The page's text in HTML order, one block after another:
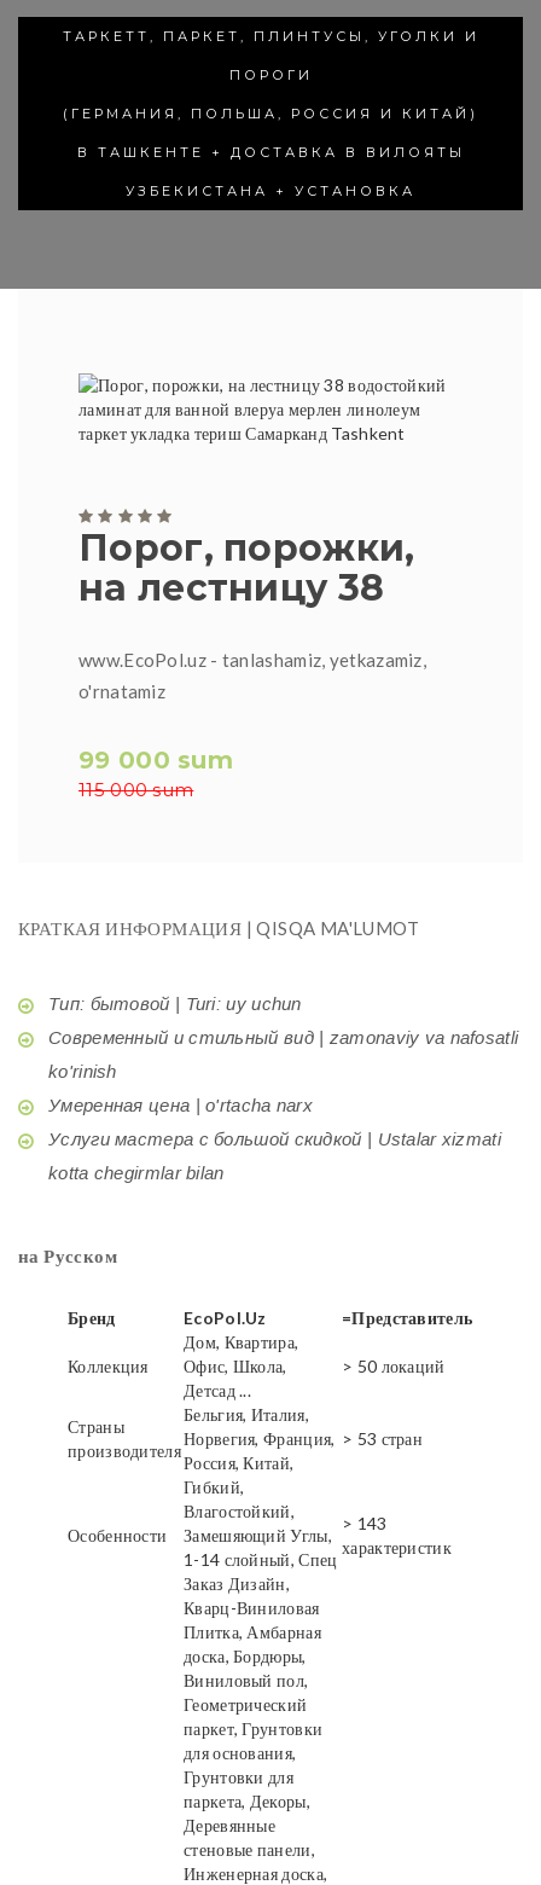
ТАРКЕТТ, ПАРКЕТ, ПЛИНТУСЫ, УГОЛКИ И
ПОРОГИ
(ГЕРМАНИЯ, ПОЛЬША, РОССИЯ И КИТАЙ)
В ТАШКЕНТЕ + ДОСТАВКА В ВИЛОЯТЫ
УЗБЕКИСТАНА + УСТАНОВКА
Порог, порожки,
на лестницу 38
www.EcoPol.uz - tanlashamiz, yetkazamiz,
o'rnatamiz
99 000 sum
115 000 sum
КРАТКАЯ ИНФОРМАЦИЯ | QISQA MA'LUMOT
Тип: бытовой | Turi: uy uchun
Современный и стильный вид | zamonaviy va nafosatli
ko'rinish
Умеренная цена | o'rtacha narx
Услуги мастера с большой скидкой | Ustalar xizmati
kotta chegirmlar bilan
на Русском
Бренд EcoPol.Uz =Представитель
Коллекция
Дом, Квартира,
Офис, Школа,
Детсад ...
> 50 локаций
Страны
производителя
Бельгия, Италия,
Норвегия, Франция,
Россия, Китай,
> 53 стран
Особенности
Гибкий,
Влагостойкий,
Замешяющий Углы,
1-14 слойный, Спец
Заказ Дизайн,
> 143
характеристик
Кварц-Виниловая
Плитка, Амбарная
доска, Бордюры,
Виниловый пол,
Геометрический
паркет, Грунтовки
для основания,
Грунтовки для
паркета, Декоры,
Деревянные
стеновые панели,
Инженерная доска,